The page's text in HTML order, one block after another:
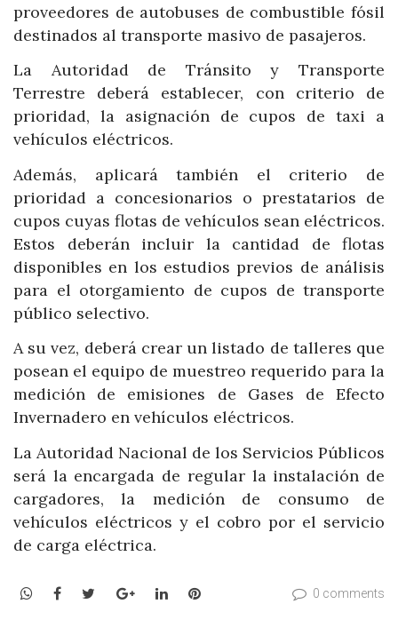
proveedores de autobuses de combustible fósil
destinados al transporte masivo de pasajeros.
La Autoridad de Tránsito y Transporte
Terrestre deberá establecer, con criterio de
prioridad, la asignación de cupos de taxi a
vehículos eléctricos.
Además, aplicará también el criterio de
prioridad a concesionarios o prestatarios de
cupos cuyas flotas de vehículos sean eléctricos.
Estos deberán incluir la cantidad de flotas
disponibles en los estudios previos de análisis
para el otorgamiento de cupos de transporte
público selectivo.
A su vez, deberá crear un listado de talleres que
posean el equipo de muestreo requerido para la
medición de emisiones de Gases de Efecto
Invernadero en vehículos eléctricos.
La Autoridad Nacional de los Servicios Públicos
será la encargada de regular la instalación de
cargadores, la medición de consumo de
vehículos eléctricos y el cobro por el servicio
de carga eléctrica.
WhatsApp
Facebook
TwitterGoogle+LinkedInPinterest 0 comments